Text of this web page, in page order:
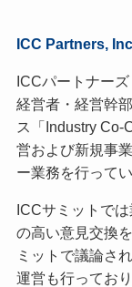
ICC Partners,
ICCパートナー
経営者・経営幹
ス「Industry Co-
営および新規事
ー業務を行ってい
ICCサミットで
の高い意見交換
ミットで議論さ
運営も行っており